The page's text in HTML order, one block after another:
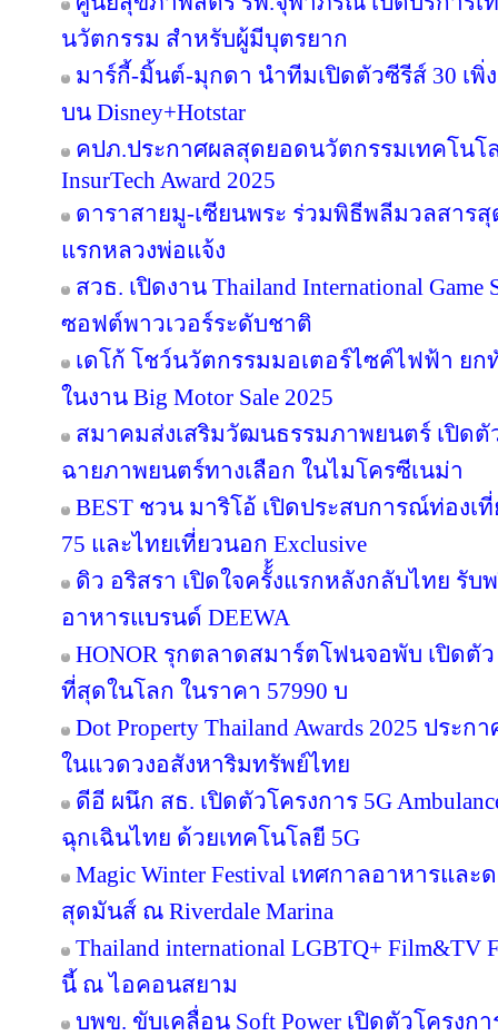
นวัตกรรม สำหรับผู้มีบุตรยาก
มาร์กี้-มิ้นต์-มุกดา นำทีมเปิดตัวซีรีส์ 30 เพิ่
บน Disney+Hotstar
คปภ.ประกาศผลสุดยอดนวัตกรรมเทคโนโ
InsurTech Award 2025
ดาราสายมู-เซียนพระ ร่วมพิธีพลีมวลสาร
แรกหลวงพ่อแจ้ง
สวธ. เปิดงาน Thailand International Game
ซอฟต์พาวเวอร์ระดับชาติ
เดโก้ โชว์นวัตกรรมมอเตอร์ไซค์ไฟฟ้า ยก
ในงาน Big Motor Sale 2025
สมาคมส่งเสริมวัฒนธรรมภาพยนตร์ เปิดตั
ฉายภาพยนตร์ทางเลือก ในไมโครซีเนม่า
BEST ชวน มาริโอ้ เปิดประสบการณ์ท่องเ
75 และไทยเที่ยวนอก Exclusive
ดิว อริสรา เปิดใจครั้้งแรกหลังกลับไทย รั
อาหารแบรนด์ DEEWA
HONOR รุกตลาดสมาร์ตโฟนจอพับ เปิดตัว
ที่สุดในโลก ในราคา 57990 บ
Dot Property Thailand Awards 2025 ประ
ในแวดวงอสังหาริมทรัพย์ไทย
ดีอี ผนึก สธ. เปิดตัวโครงการ 5G
ฉุกเฉินไทย ด้วยเทคโนโลยี 5G
Magic Winter Festival เทศกาลอาหารแ
สุดมันส์ ณ Riverdale Marina
Thailand international LGBTQ+ Film&TV
นี้ ณ ไอคอนสยาม
บพข. ขับเคลื่อน Soft Power เปิดตัวโครง